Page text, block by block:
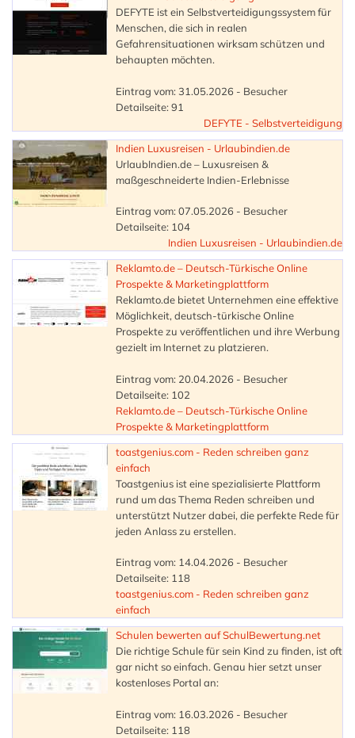
DEFYTE ist ein Selbstverteidigungssystem für
Menschen, die sich in realen
Gefahrensituationen wirksam schützen und
behaupten möchten.
Eintrag vom: 31.05.2026 - Besucher
Detailseite: 91
DEFYTE - Selbstverteidigung
Indien Luxusreisen - Urlaubindien.de
UrlaubIndien.de – Luxusreisen &
maßgeschneiderte Indien-Erlebnisse
Eintrag vom: 07.05.2026 - Besucher
Detailseite: 104
Indien Luxusreisen - Urlaubindien.de
Reklamto.de – Deutsch-Türkische Online
Prospekte & Marketingplattform
Reklamto.de bietet Unternehmen eine effektive
Möglichkeit, deutsch-türkische Online
Prospekte zu veröffentlichen und ihre Werbung
gezielt im Internet zu platzieren.
Eintrag vom: 20.04.2026 - Besucher
Detailseite: 102
Reklamto.de – Deutsch-Türkische Online
Prospekte & Marketingplattform
toastgenius.com - Reden schreiben ganz
einfach
Toastgenius ist eine spezialisierte Plattform
rund um das Thema Reden schreiben und
unterstützt Nutzer dabei, die perfekte Rede für
jeden Anlass zu erstellen.
Eintrag vom: 14.04.2026 - Besucher
Detailseite: 118
toastgenius.com - Reden schreiben ganz
einfach
Schulen bewerten auf SchulBewertung.net
Die richtige Schule für sein Kind zu finden, ist oft
gar nicht so einfach. Genau hier setzt unser
kostenloses Portal an:
Eintrag vom: 16.03.2026 - Besucher
Detailseite: 118